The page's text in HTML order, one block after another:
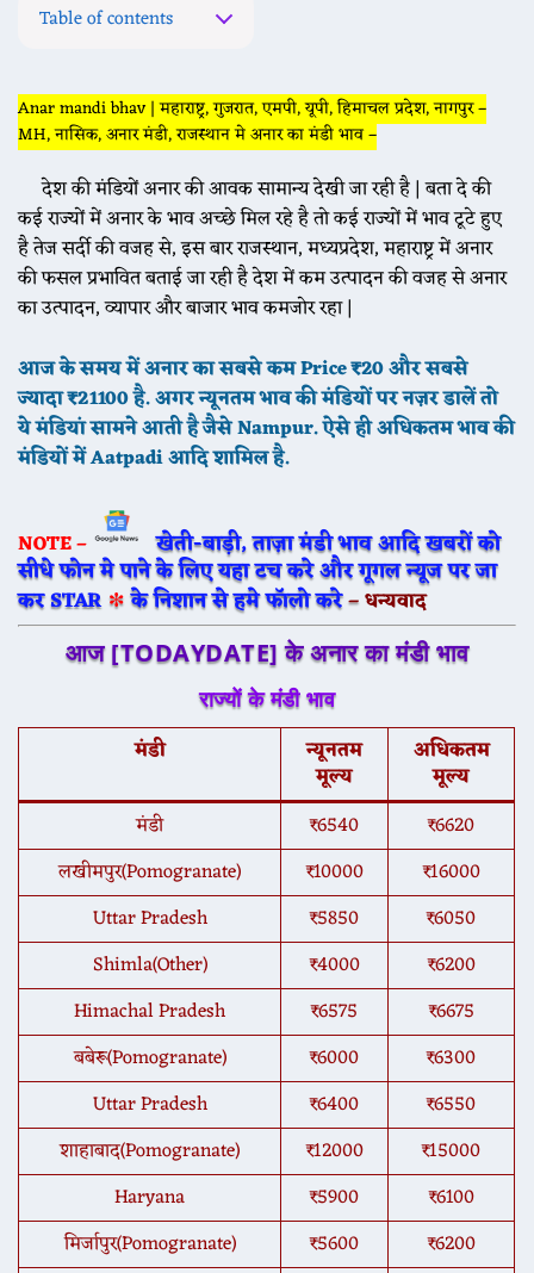
Table of contents
Anar mandi bhav | महाराष्ट्र, गुजरात, एमपी, यूपी, हिमाचल प्रदेश, नागपुर –
MH, नासिक, अनार मंडी, राजस्थान मे अनार का मंडी भाव –
देश की मंडियों अनार की आवक सामान्य देखी जा रही है | बता दे की
कई राज्यों में अनार के भाव अच्छे मिल रहे है तो कई राज्यों में भाव टूटे हुए
है तेज सर्दी की वजह से, इस बार राजस्थान, मध्यप्रदेश, महाराष्ट्र में अनार
की फसल प्रभावित बताई जा रही है देश में कम उत्पादन की वजह से अनार
का उत्पादन, व्यापार और बाजार भाव कमजोर रहा |
आज के समय में अनार का सबसे कम Price ₹20 और सबसे
ज्यादा ₹21100 है. अगर न्यूनतम भाव की मंडियों पर नज़र डालें तो
ये मंडियां सामने आती है जैसे Nampur. ऐसे ही अधिकतम भाव की
मंडियों में Aatpadi आदि शामिल है.
NOTE – खेती-बाड़ी, ताज़ा मंडी भाव आदि खबरों को
सीधे फोन मे पाने के लिए यहा टच करे और गूगल न्यूज पर जा
कर STAR∗के निशान से हमे फॉलो करे–धन्यवाद
आज [TODAYDATE] के अनार का मंडी भाव
राज्यों के मंडी भाव
मंडी न्यूनतम
मूल्य
अधिकतम
मूल्य
मंडी
₹6540
₹6620
लखीमपुर(Pomogranate)
₹10000
₹16000
Uttar Pradesh
₹5850
₹6050
Shimla(Other)
₹4000
₹6200
Himachal Pradesh
₹6575
₹6675
बबेरू(Pomogranate)
₹6000
₹6300
Uttar Pradesh
₹6400
₹6550
शाहाबाद(Pomogranate)
₹12000
₹15000
Haryana
₹5900
₹6100
मिर्जापुर(Pomogranate)
₹5600
₹6200